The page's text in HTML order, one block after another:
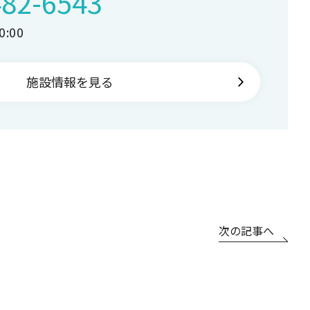
施設情報を見る
次の記事へ